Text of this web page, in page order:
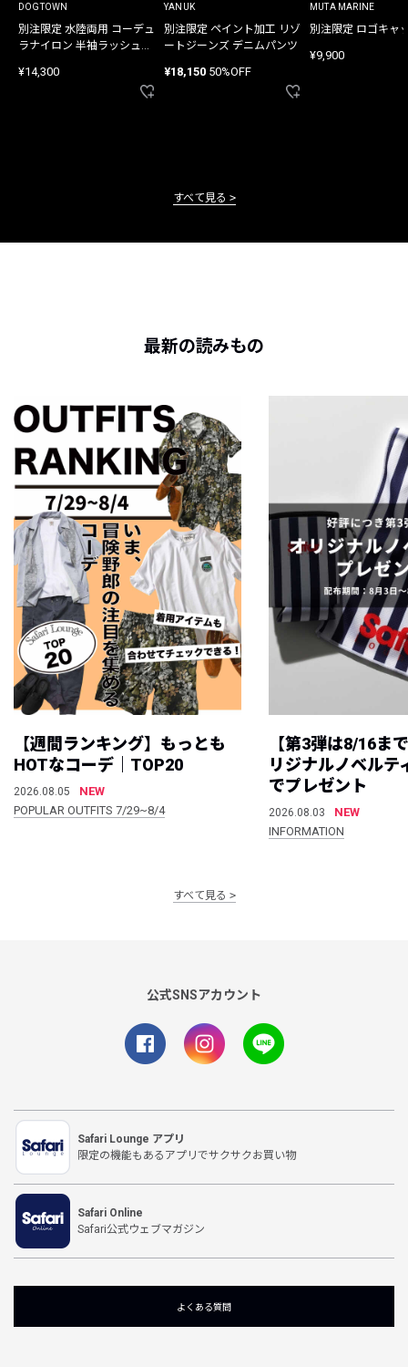
DOGTOWN
別注限定 水陸両用 コーデュ
ラナイロン 半袖ラッシュガ
¥14,300
YANUK
別注限定 ペイント加工 リゾ
ートジーンズ デニムパンツ
¥18,150 50%OFF
MUTA MARINE
別注限定 ロゴキャ
¥9,900
すべて見る
最新の読みもの
【週間ランキング】もっとも
HOTなコーデ｜TOP20
2026.08.05
NEW
POPULAR OUTFITS 7/29~8/4
【第3弾は8/16ま
リジナルノベルテ
でプレゼント
2026.08.03
NEW
INFORMATION
すべて見る
公式SNSアカウント
Safari Lounge アプリ
限定の機能もあるアプリでサクサクお買い物
Safari Online
Safari公式ウェブマガジン
よくある質問